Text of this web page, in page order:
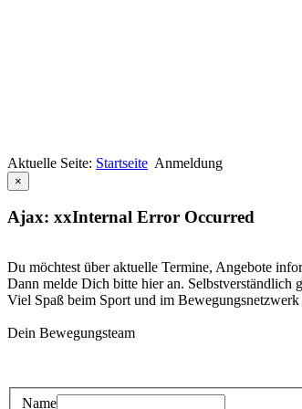
Aktuelle Seite: Startseite Anmeldung
×
Ajax: xxInternal Error Occurred
Du möchtest über aktuelle Termine, Angebote
Dann melde Dich bitte hier an. Selbstverständlich
Viel Spaß beim Sport und im
Dein Bewegungsteam
Name